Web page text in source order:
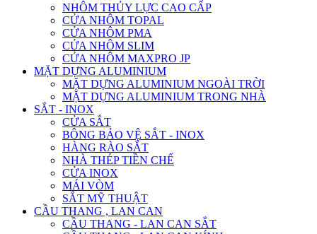
NHÔM THỦY LỰC CAO CẤP
CỬA NHÔM TOPAL
CỬA NHÔM PMA
CỬA NHÔM SLIM
CỬA NHÔM MAXPRO JP
MẶT DỰNG ALUMINIUM
MẶT DỰNG ALUMINIUM NGOÀI TRỜI
MẶT DỰNG ALUMINIUM TRONG NHÀ
SẮT - INOX
CỬA SẮT
BÔNG BẢO VỆ SẮT - INOX
HÀNG RÀO SẮT
NHÀ THÉP TIỀN CHẾ
CỬA INOX
MÁI VÒM
SẮT MỸ THUẬT
CẦU THANG , LAN CAN
CẦU THANG - LAN CAN SẮT